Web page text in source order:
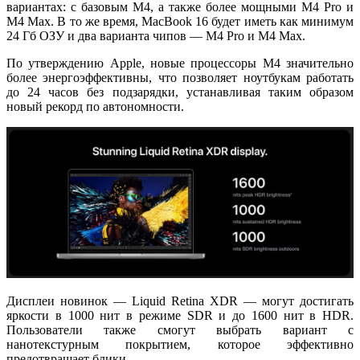
вариантах: с базовым M4, а также более мощными M4 Pro и
M4 Max. В то же время, MacBook 16 будет иметь как минимум
24 Гб ОЗУ и два варианта чипов — M4 Pro и M4 Max.
По утверждению Apple, новые процессоры M4 значительно
более энергоэффективны, что позволяет ноутбукам работать
до 24 часов без подзарядки, устанавливая таким образом
новый рекорд по автономности.
Дисплеи новинок — Liquid Retina XDR — могут достигать
яркости в 1000 нит в режиме SDR и до 1600 нит в HDR.
Пользователи также смогут выбрать вариант с
нанотекстурным покрытием, которое эффективно